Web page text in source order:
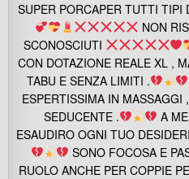
SUPER PORCAPER TUTTI
NON
SCONOSCIUTI
CON DOTAZIONE REALE XL ,
TABU E SENZA LIMITI .
ESPERTISSIMA IN
SEDUCENTE .
A
ESAUDIRO OGNI TUO
SONO FOCOSA E
RUOLO ANCHE PER COPPIE